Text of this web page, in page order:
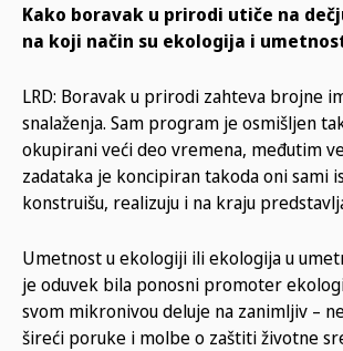
Kako boravak u prirodi utiče na
na koji način su ekologija i
LRD: Boravak u prirodi zahteva brojne
snalaženja. Sam program je osmišljen
okupirani veći deo vremena, međutim
zadataka je koncipiran takoda oni sami
konstruišu, realizuju i na kraju
Umetnost u ekologiji ili ekologija u
je oduvek bila ponosni promoter
svom mikronivou deluje na zanimljiv –
šireći poruke i molbe o zaštiti životne